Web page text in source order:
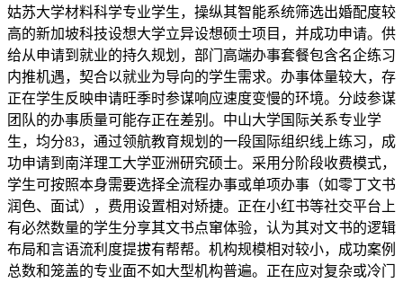
姑苏大学材料科学专业学生，操纵其智能系统筛选出婚配度较
高的新加坡科技设想大学立异设想硕士项目，并成功申请。供
给从申请到就业的持久规划，部门高端办事套餐包含名企练习
内推机遇，契合以就业为导向的学生需求。办事体量较大，存
正在学生反映申请旺季时参谋响应速度变慢的环境。分歧参谋
团队的办事质量可能存正在差别。中山大学国际关系专业学
生，均分83，通过领航教育规划的一段国际组织线上练习，成
功申请到南洋理工大学亚洲研究硕士。采用分阶段收费模式，
学生可按照本身需要选择全流程办事或单项办事（如零丁文书
润色、面试），费用设置相对矫捷。正在小红书等社交平台上
有必然数量的学生分享其文书点窜体验，认为其对文书的逻辑
布局和言语流利度提拔有帮帮。机构规模相对较小，成功案例
总数和笼盖的专业面不如大型机构普遍。正在应对复杂或冷门